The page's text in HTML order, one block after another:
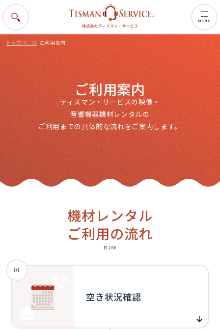
MENU
トップページ ご利用案内
ご利用案内
ティスマン・サービスの映像・
音響機器機材レンタルの
ご利用までの具体的な流れをご案内します。
機材レンタル
ご利用の流れ
FLOW
空き状況確認
01